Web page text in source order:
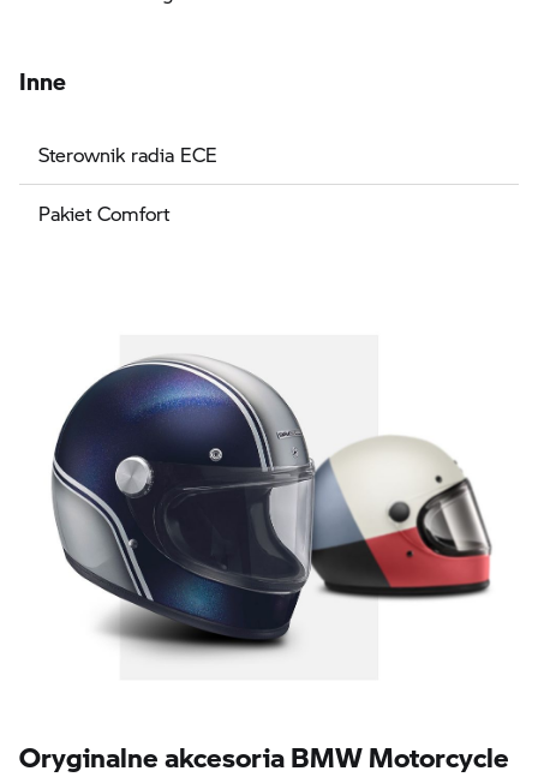
Inne
Sterownik radia ECE
Pakiet Comfort
Oryginalne akcesoria BMW Motorcycle